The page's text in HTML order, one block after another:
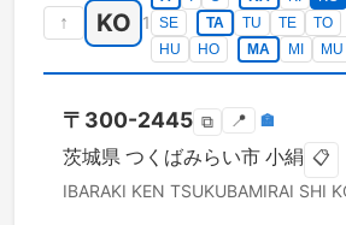
↑ KO 1
SE
TA TU TE TO
HU
HO MA MI MU
〒 300-2445 ⧉ 📍 🏣
茨城県 つくばみらい市 小絹 📋
IBARAKI KEN TSUKUBAMIRAI SHI